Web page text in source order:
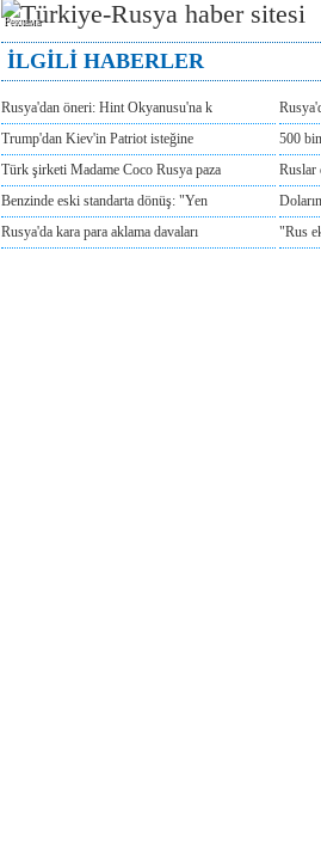
Реклама
İLGİLİ HABERLER
Rusya'dan öneri: Hint Okyanusu'na k
Trump'dan Kiev'in Patriot isteğine
500
Türk şirketi Madame Coco Rusya paza
Ruslar
Benzinde eski standarta dönüş: "Yen
Rusya'da kara para aklama davaları
"Rus